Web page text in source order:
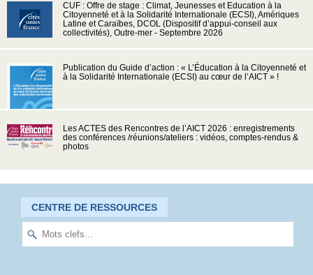
CUF : Offre de stage : Climat, Jeunesses et Education à la
Citoyenneté et à la Solidarité Internationale (ECSI), Amériques
Latine et Caraïbes, DCOL (Dispositif d’appui-conseil aux
collectivités), Outre-mer - Septembre 2026
Publication du Guide d’action : « L’Éducation à la Citoyenneté et
à la Solidarité Internationale (ECSI) au cœur de l’AICT » !
Les ACTES des Rencontres de l’AICT 2026 : enregistrements
des conférences /réunions/ateliers : vidéos, comptes-rendus &
photos
CENTRE DE RESSOURCES